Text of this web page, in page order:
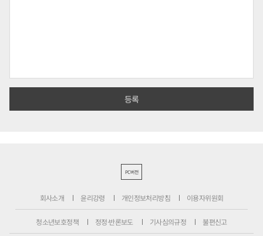
PC버전
회사소개 윤리강령 개인정보처리방침 이용자위원회
청소년보호정책 정정·반론보도 기사심의규정 불편신고